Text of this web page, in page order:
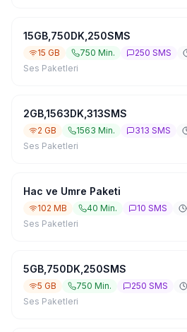
15GB,750DK,250SMS
15 GB 750 Min. 250 SMS
Ses Paketleri
2GB,1563DK,313SMS
2 GB 1563 Min. 313 SMS
Ses Paketleri
Hac ve Umre Paketi
102 MB 40 Min. 10 SMS
Ses Paketleri
5GB,750DK,250SMS
5 GB 750 Min. 250 SMS
Ses Paketleri